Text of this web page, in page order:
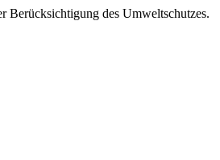
Berücksichtigung des Umweltschutzes.